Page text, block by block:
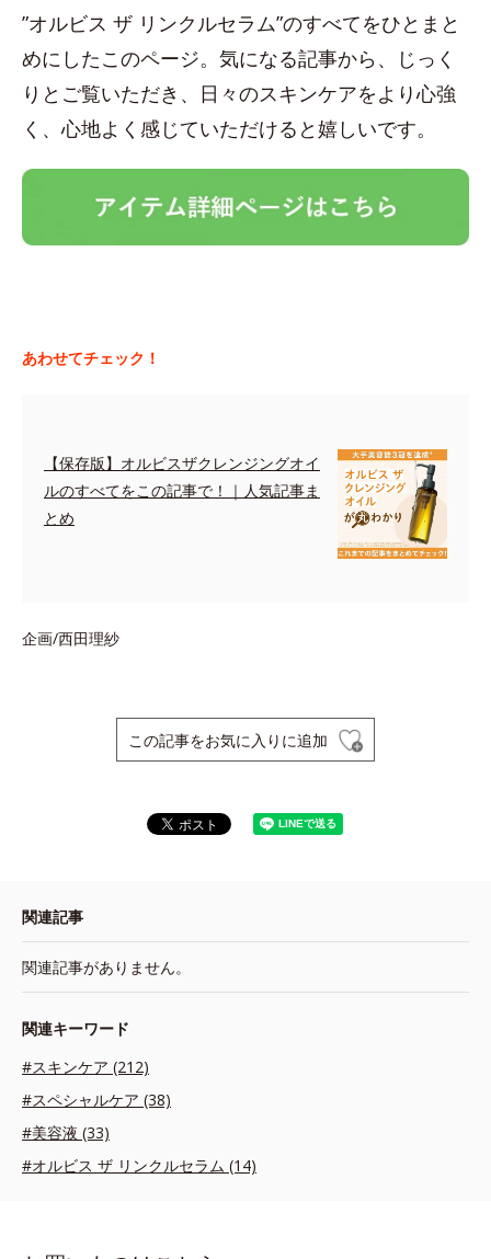
”オルビス ザ リンクルセラム”のすべてをひとまと
めにしたこのページ。気になる記事から、じっく
りとご覧いただき、日々のスキンケアをより心強
く、心地よく感じていただけると嬉しいです。
あわせてチェック！
【保存版】オルビスザクレンジングオイ
ルのすべてをこの記事で！｜人気記事ま
とめ
企画/西田理紗
この記事をお気に入りに追加
関連記事
関連記事がありません。
関連キーワード
#スキンケア (212)
#スペシャルケア (38)
#美容液 (33)
#オルビス ザ リンクルセラム (14)